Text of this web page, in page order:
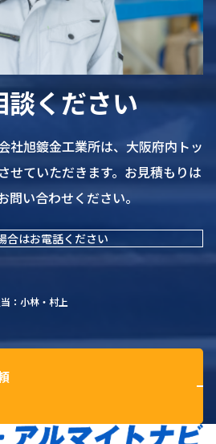
談ください
社旭鍍金工業所は、大阪府内トッ
せていただきます。お見積もりは
い合わせください。
合はお電話ください
：小林・村上